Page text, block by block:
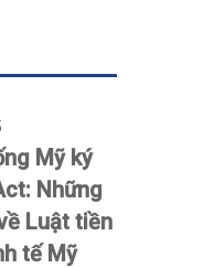
Mỹ ký
Những
Luật tiền
tế Mỹ